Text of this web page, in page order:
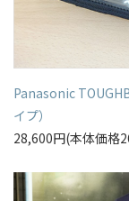
Panasonic
イプ）
28,600円(本体価格